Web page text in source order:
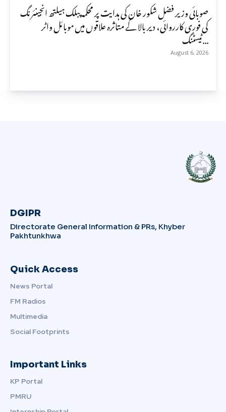
صوبائی وزیر فضل شکور خان کی ہدایت پر محکمہ پبلک ہیلتھ انجینئرنگ
کی فوری کارروائی، دیر بالا کے متاثرہ علاقوں میں موبائل واٹر
ٹیسٹنگ...
August 6, 2026
DGIPR
Directorate General Information & PRs, Khyber
Pakhtunkhwa
Quick Access
News Portal
FM Radios
Multimedia
Social Footprints
Important Links
KP Portal
PMRU